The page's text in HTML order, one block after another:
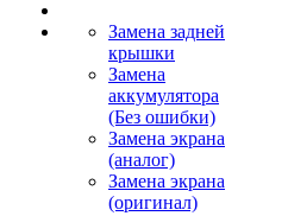
Замена задней
крышки
Замена
аккумулятора
(Без ошибки)
Замена экрана
(аналог)
Замена экрана
(оригинал)